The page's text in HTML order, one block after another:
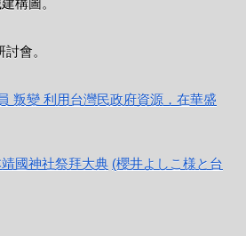
構圖。
會。
叛變 利用台灣民政府資源，在華盛
國神社祭拜大典 (櫻井よしこ様と台